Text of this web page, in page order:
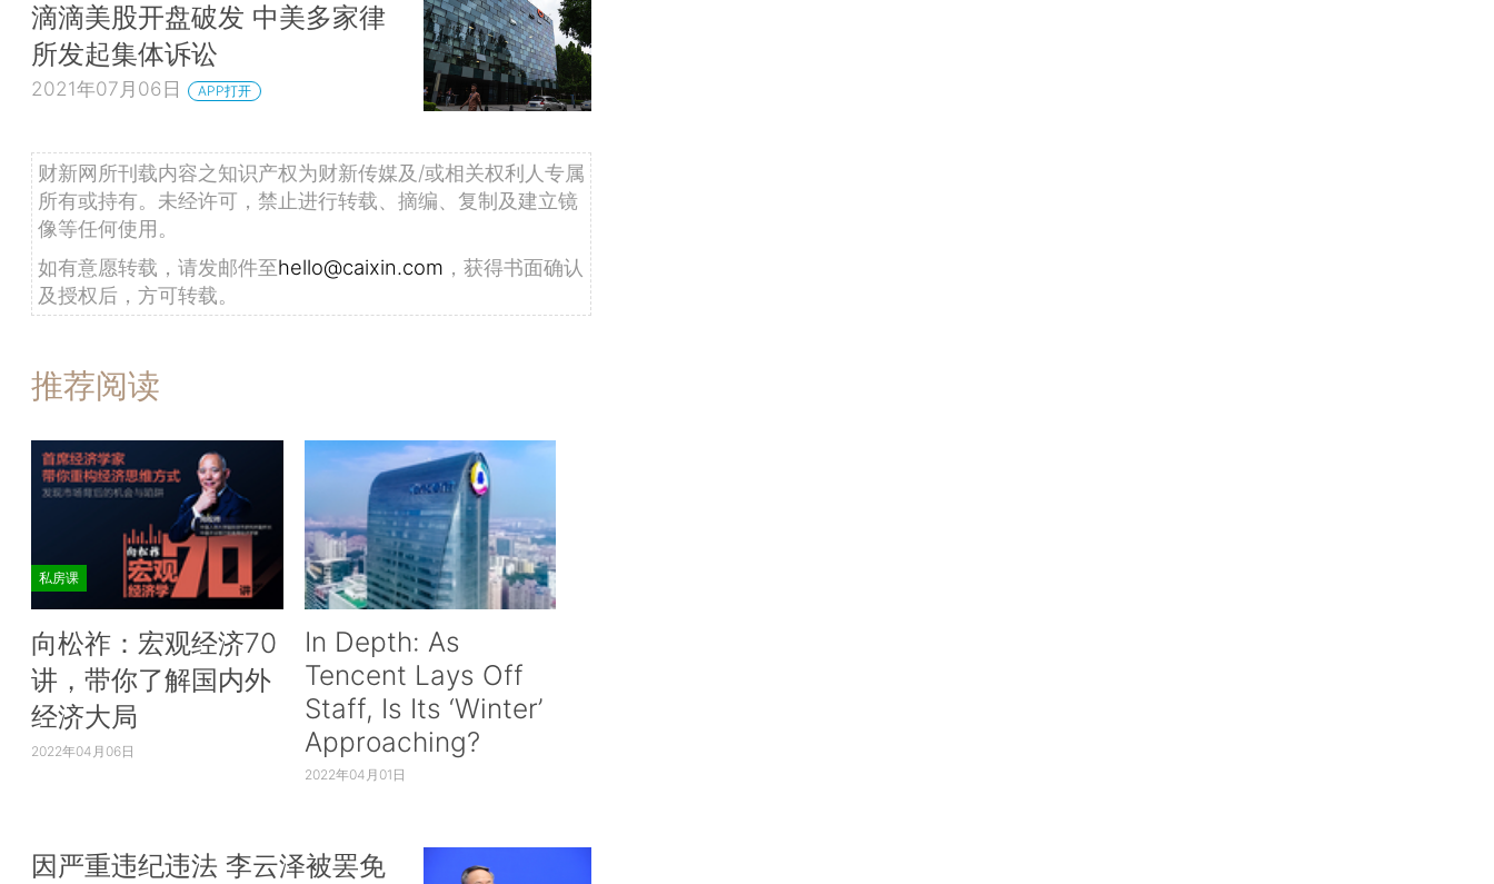
滴滴美股开盘破发 中美多家律
所发起集体诉讼
2021年07月06日 APP打开
财新网所刊载内容之知识产权为财新传媒及/或相关权利人专属
所有或持有。未经许可，禁止进行转载、摘编、复制及建立镜
像等任何使用。
如有意愿转载，请发邮件至hello@caixin.com ，获得书面确认
及授权后，方可转载。
推荐阅读
私房课
向松祚：宏观经济70
讲，带你了解国内外
经济大局
2022年04月06日
In Depth: As
Tencent Lays Off
Staff, Is Its ‘Winter’
Approaching?
2022年04月01日
因严重违纪违法 李云泽被罢免